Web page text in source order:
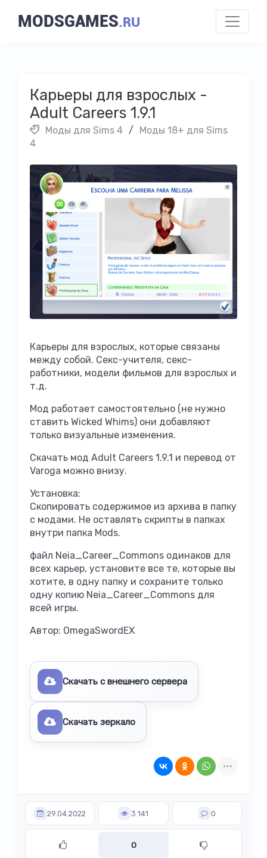
MODSGAMES.RU
Карьеры для взрослых -
Adult Careers 1.9.1
Моды для Sims 4 /
Моды 18+ для Sims
4
Карьеры для взрослых, которые связаны
между собой. Секс-учителя, секс-
работники, модели фильмов для взрослых и
т.д.
Мод работает самостоятельно (не нужно
ставить Wicked Whims) они добавляют
только визуальные изменения.
Скачать мод Adult Careers 1.9.1 и перевод от
Varoga можно внизу.
Установка:
Скопировать содержимое из архива в папку
с модами. Не оставлять скрипты в папках
внутри папка Mods.
файл Neia_Career_Commons одинаков для
всех карьер, установите все те, которые вы
хотите, в одну папку и сохраните только
одну копию Neia_Career_Commons для
всей игры.
Автор: OmegaSwordEX
Скачать с внешнего сервера
Скачать зеркало
29.04.2022 3 141 0
0